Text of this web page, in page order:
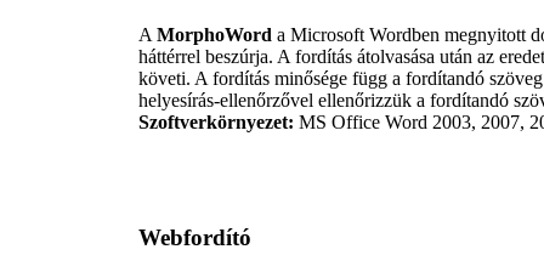
AMorphoWord a Microsoft Wordben megnyitott
háttérrel beszúrja. A fordítás átolvasása után az
követi. A fordítás minősége függ a fordítandó
helyesírás-ellenőrzővel ellenőrizzük a fordítandó
Szoftverkörnyezet: MS Office Word 2003, 2007,
Webfordító